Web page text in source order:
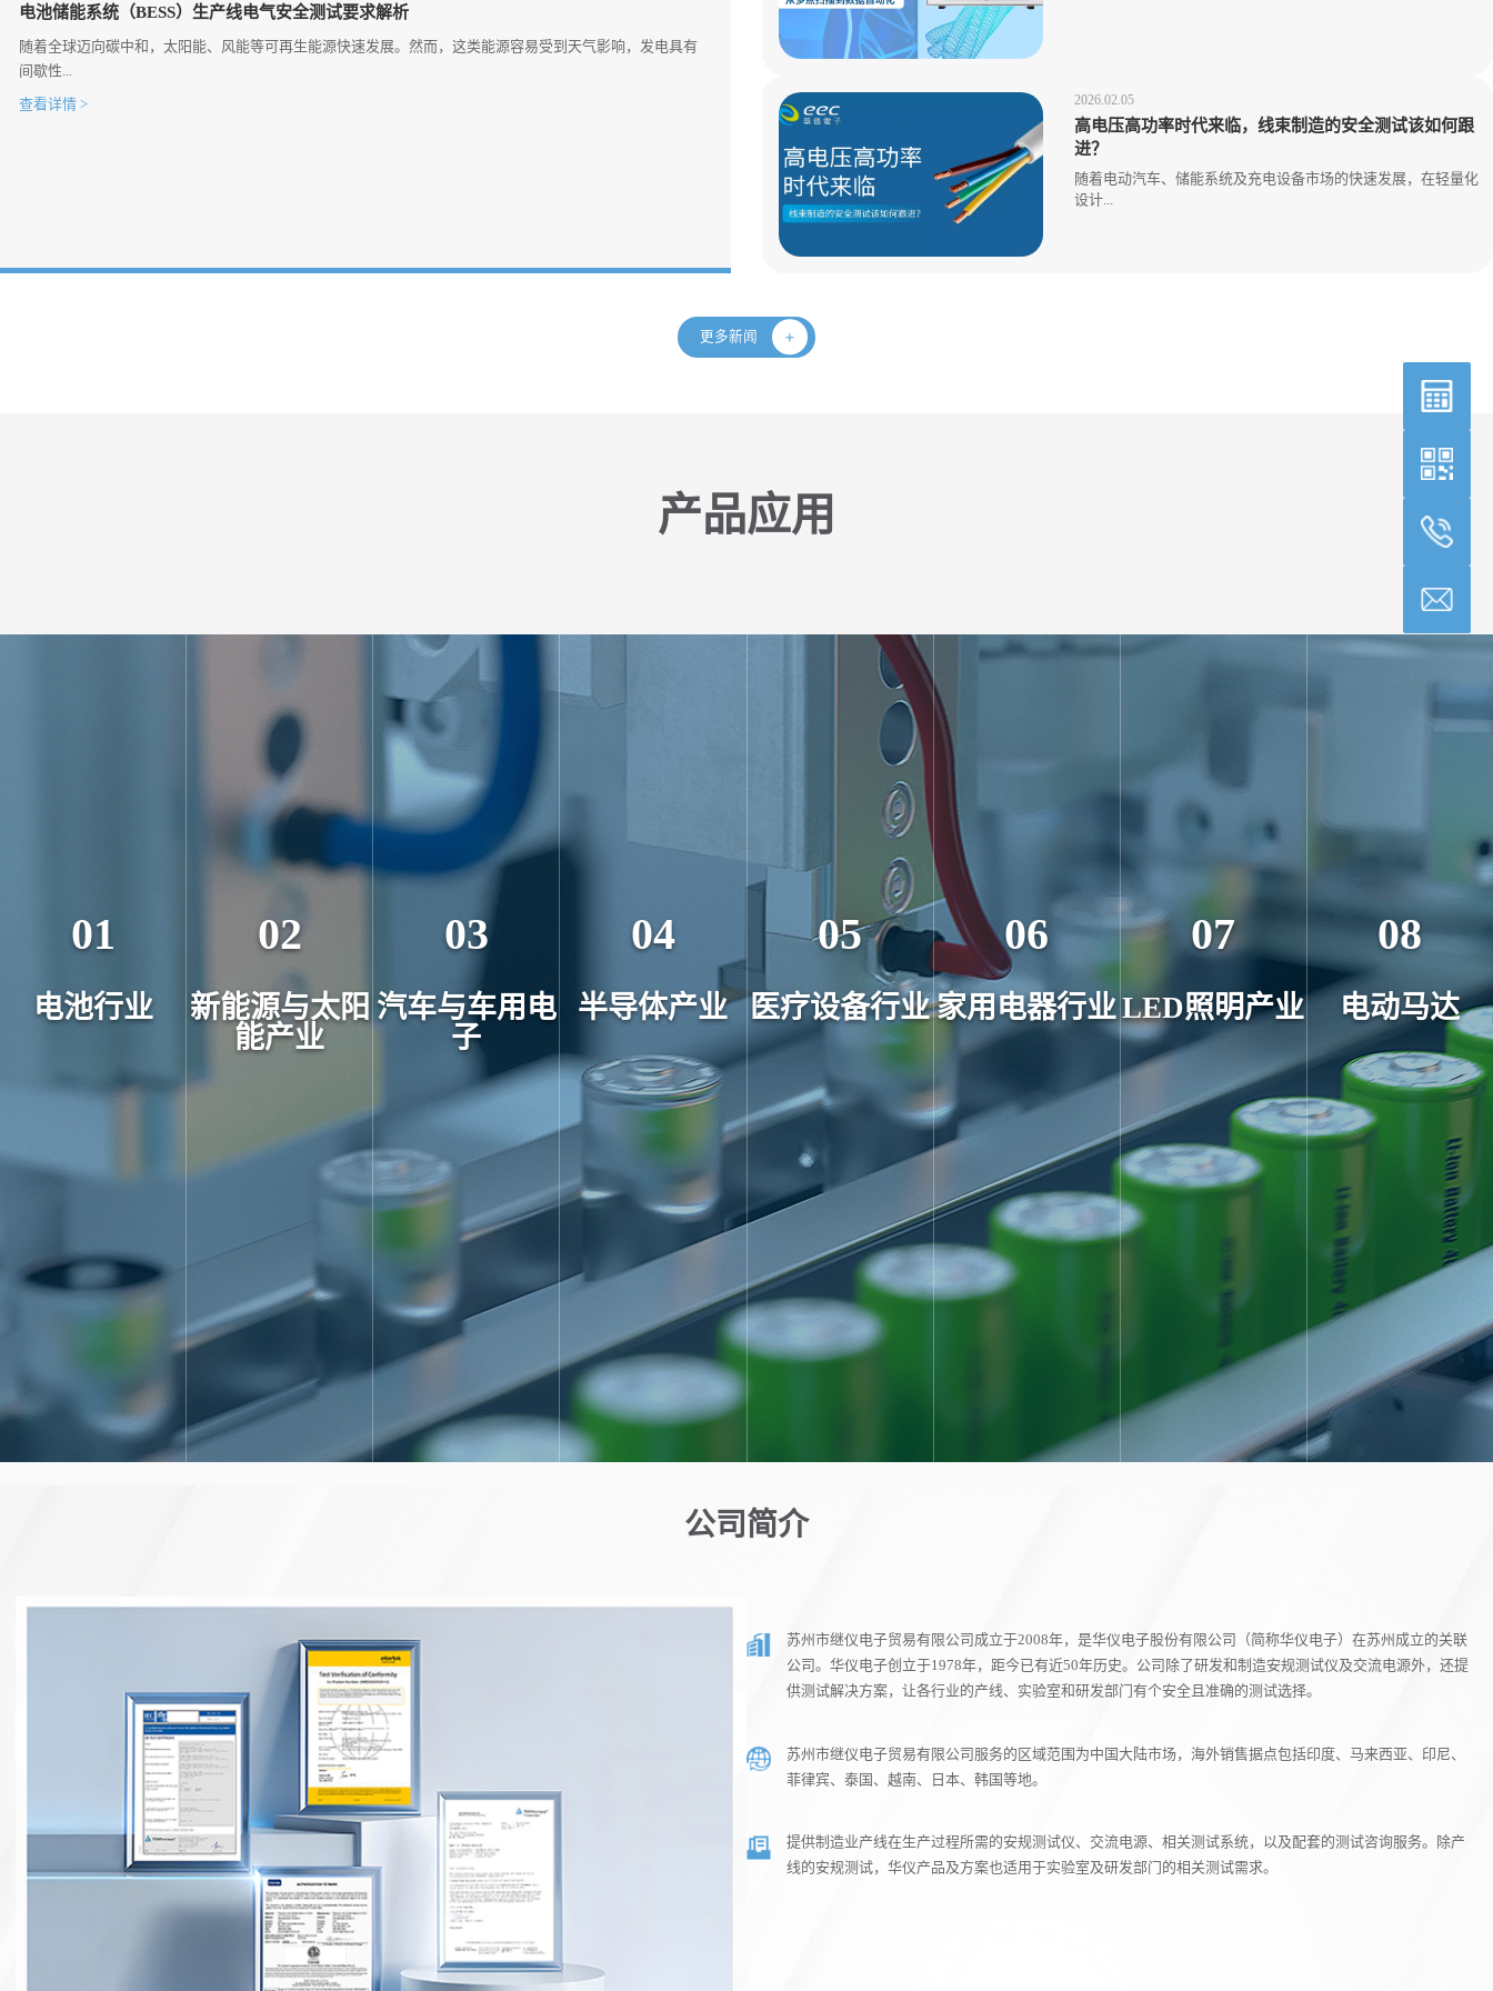
电池储能系统（BESS）生产线电气安全测试要求解析
随着全球迈向碳中和，太阳能、风能等可再生能源快速发展。然而，这类能源容易受到天气影响，发电具有
间歇性...
查看详情 > 2026.02.05
高电压高功率时代来临，线束制造的安全测试该如何跟
进？
随着电动汽车、储能系统及充电设备市场的快速发展，在轻量化
设计...
更多新闻
产品应用
01
电池行业
02
新能源与太阳
能产业
03
汽车与车用电
子
04
半导体产业
05
医疗设备行业
06
家用电器行业
07
LED照明产业
08
电动马达
公司简介
苏州市继仪电子贸易有限公司成立于2008年，是华仪电子股份有限公司（简称华仪电子）在苏州成立的关联
公司。华仪电子创立于1978年，距今已有近50年历史。公司除了研发和制造安规测试仪及交流电源外，还提
供测试解决方案，让各行业的产线、实验室和研发部门有个安全且准确的测试选择。
苏州市继仪电子贸易有限公司服务的区域范围为中国大陆市场，海外销售据点包括印度、马来西亚、印尼、
菲律宾、泰国、越南、日本、韩国等地。
提供制造业产线在生产过程所需的安规测试仪、交流电源、相关测试系统，以及配套的测试咨询服务。除产
线的安规测试，华仪产品及方案也适用于实验室及研发部门的相关测试需求。